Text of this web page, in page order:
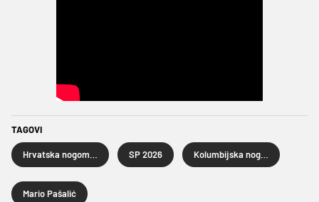
TAGOVI
SP 2026
Mario Pašalić